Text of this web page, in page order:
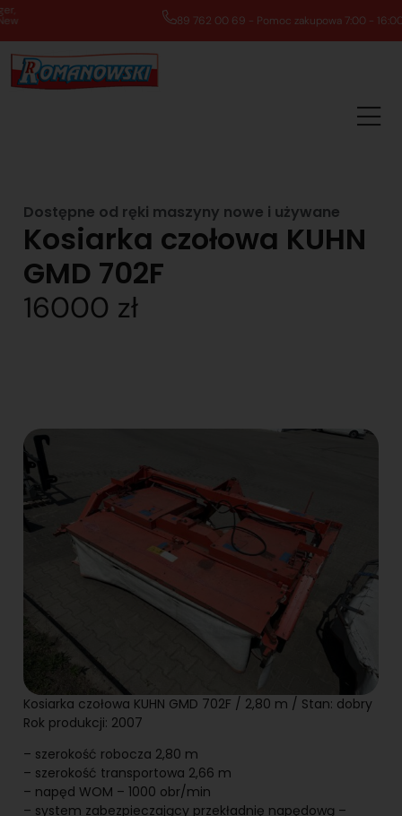
89 762 00 69 - Pomoc zakupowa 7:00 - 16:00
Dostępne od ręki maszyny nowe i używane
Kosiarka czołowa KUHN
GMD 702F
16000 zł
Kosiarka czołowa KUHN GMD 702F / 2,80 m / Stan: dobry
Rok produkcji: 2007
– szerokość robocza 2,80 m
– szerokość transportowa 2,66 m
– napęd WOM – 1000 obr/min
– system zabezpieczający przekładnię napędową –